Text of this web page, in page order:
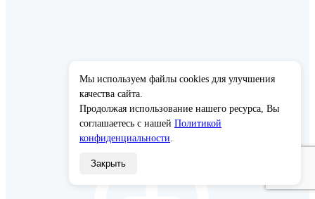
Мы используем файлы cookies для улучшения
качества сайта.
Продолжая использование нашего ресурса, Вы
соглашаетесь с нашей Политикой
конфиденциальности.
Закрыть